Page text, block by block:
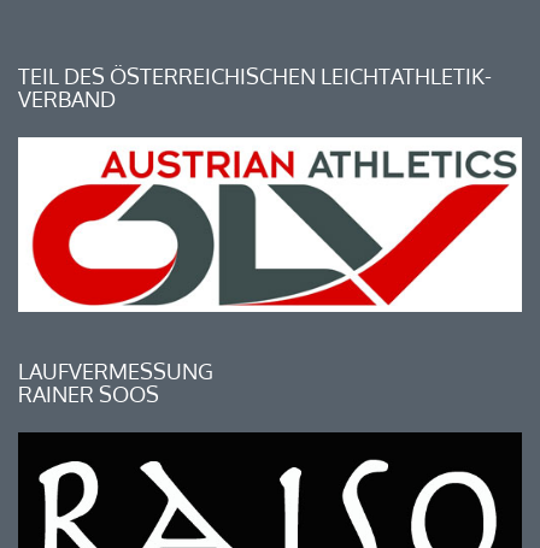
TEIL DES ÖSTERREICHISCHEN LEICHTATHLETIK-
VERBAND
LAUFVERMESSUNG
RAINER SOOS